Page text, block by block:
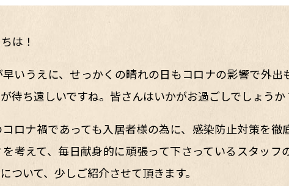
は！
いうえに、せっかくの晴れの日もコロナの影響で外出
待ち遠しいですね。皆さんはいかがお過ごしでしょうか
ロナ禍であっても入居者様の為に、感染防止対策を徹
考えて、毎日献身的に頑張って下さっているスタッフ
ついて、少しご紹介させて頂きます。